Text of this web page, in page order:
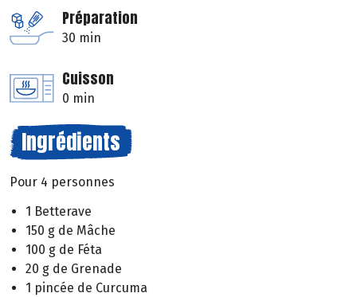
Préparation
30 min
Cuisson
0 min
Ingrédients
Pour 4 personnes
1 Betterave
150 g de Mâche
100 g de Féta
20 g de Grenade
1 pincée de Curcuma